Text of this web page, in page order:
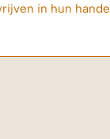
in hun